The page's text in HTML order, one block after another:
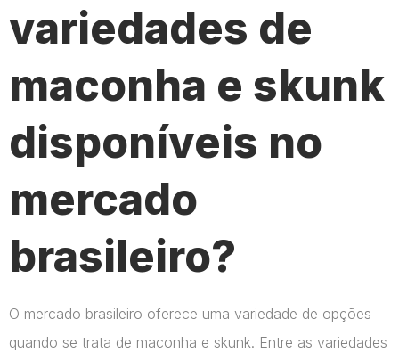
variedades de
maconha e skunk
disponíveis no
mercado
brasileiro?
O mercado brasileiro oferece uma variedade de opções
quando se trata de maconha e skunk. Entre as variedades